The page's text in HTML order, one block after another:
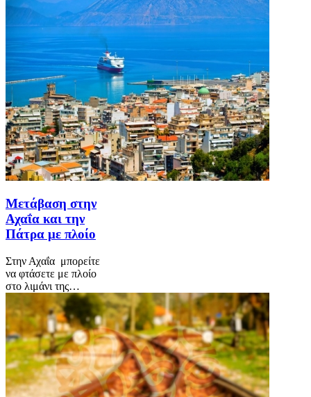
Μετάβαση στην
Αχαΐα και την
Πάτρα με πλοίο
Στην Αχαΐα μπορείτε
να φτάσετε με πλοίο
στο λιμάνι της…